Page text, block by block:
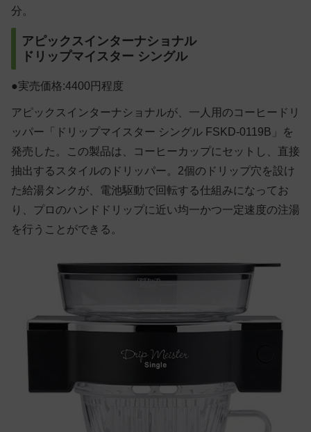
分。
アピックスインターナショナル
ドリップマイスター シングル
●実売価格:4400円程度
アピックスインターナショナルが、一人用のコーヒードリ
ッパー「ドリップマイスター シングル FSKD-0119B」を
発売した。この製品は、コーヒーカップにセットし、直接
抽出するスタイルのドリッパー。2個のドリップ穴を設け
た給湯タンクが、電池駆動で回転する仕組みになってお
り、プロのハンドドリップに近い均一かつ一定速度の注湯
を行うことができる。